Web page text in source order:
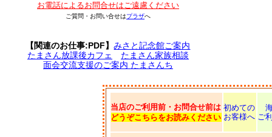
お電話によるお問合せはご遠慮ください
ご質問・お問い合せはプラザへ
【関連のお仕事:PDF】みさと記念館ご案内
たまさん放課後カフェ
たまさん家族相談
面会交流支援のご案内 たまさんち
当店のご利用前・お問合せ前は
どうぞこちらをお読みください
初めての
お客様へ ご